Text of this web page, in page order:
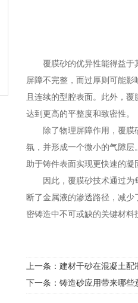
覆膜砂的优异性能得益于其
屏障不完整，而过厚则可能
且连续的型腔表面。此外，
达到更高的平整度和致密性。
除了物理屏障作用，覆膜砂
氛，并形成一个微小的气隙
助于铸件表面实现更快速的凝
因此，覆膜砂技术通过为每
断了金属液的渗透路径，减
密铸造中不可或缺的关键材料
上一条： 建材干砂在混凝土配
下一条： 铸造砂应用带来哪些